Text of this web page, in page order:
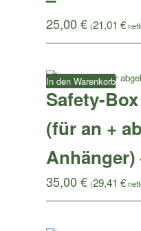
25,00€ (21,01 €
Safety-
(für an +
Anhänger)
35,00€ (29,41 €
In den Warenkorb